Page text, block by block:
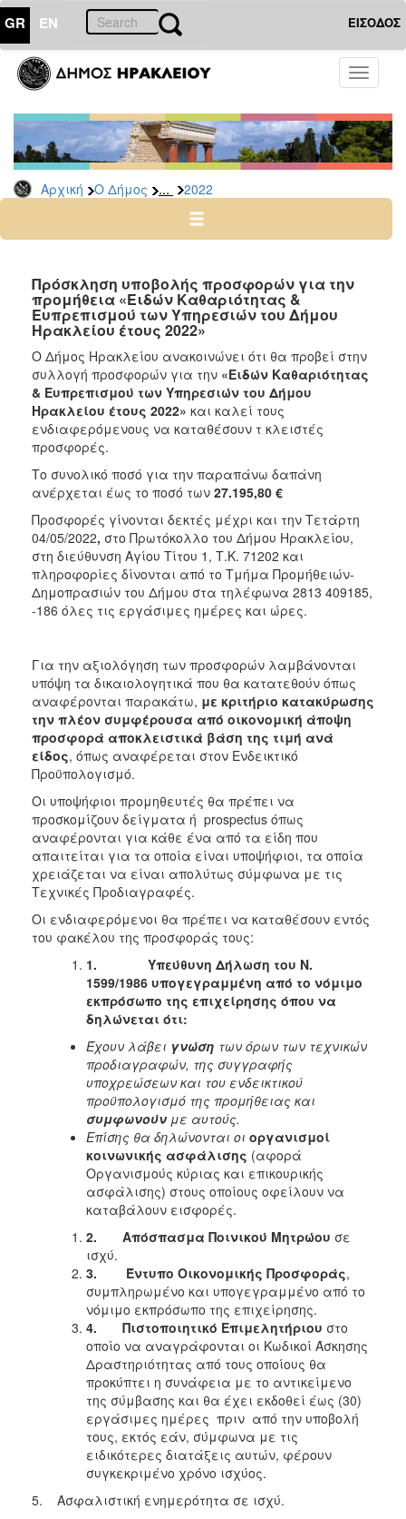
GR EN ΕΙΣΟΔΟΣ
Toggle
Αρχική Ο Δήμος ... 2022
ΔΗΜΟΣ
Διακηρύξεις
Δημοπρασίες
Αρχείο
2025
2023
2022
2020
2019
2018
2017
2016
2013
ΠΟΛΙΤΙΣΜΟΣ
ΑΝΘΕΚΤΙΚΗ
ΠΟΛΗ
Πρόσκληση υποβολής προσφορών για την
προμήθεια «Ειδών Καθαριότητας &
Ευπρεπισμού των Υπηρεσιών του Δήμου
Ηρακλείου έτους 2022»
Ο Δήμος Ηρακλείου ανακοινώνει ότι θα προβεί στην
συλλογή προσφορών για την «Ειδών Καθαριότητας
& Ευπρεπισμού των Υπηρεσιών του Δήμου
Ηρακλείου έτους 2022» και καλεί τους
ενδιαφερόμενους να καταθέσουν τ κλειστές
προσφορές.
Το συνολικό ποσό για την παραπάνω δαπάνη
ανέρχεται έως το ποσό των 27.195,80 €
Προσφορές γίνονται δεκτές μέχρι και την Τετάρτη
04/05/2022, στο Πρωτόκολλο του Δήμου Ηρακλείου,
στη διεύθυνση Αγίου Τίτου 1, Τ.Κ. 71202 και
πληροφορίες δίνονται από το Τμήμα Προμήθειών-
Δημοπρασιών του Δήμου στα τηλέφωνα 2813 409185,
-186 όλες τις εργάσιμες ημέρες και ώρες.
Για την αξιολόγηση των προσφορών λαμβάνονται
υπόψη τα δικαιολογητικά που θα κατατεθούν όπως
αναφέρονται παρακάτω, με κριτήριο κατακύρωσης
την πλέον συμφέρουσα από οικονομική άποψη
προσφορά αποκλειστικά βάση της τιμή ανά
είδος, όπως αναφέρεται στον Ενδεικτικό
Προϋπολογισμό.
Οι υποψήφιοι προμηθευτές θα πρέπει να
προσκομίζουν δείγματα ή prospectus όπως
αναφέρονται για κάθε ένα από τα είδη που
απαιτείται για τα οποία είναι υποψήφιοι, τα οποία
χρειάζεται να είναι απολύτως σύμφωνα με τις
Τεχνικές Προδιαγραφές.
Οι ενδιαφερόμενοι θα πρέπει να καταθέσουν εντός
του φακέλου της προσφοράς τους:
1. Υπεύθυνη Δήλωση του Ν.
1599/1986 υπογεγραμμένη από το νόμιμο
εκπρόσωπο της επιχείρησης όπου να
δηλώνεται ότι:
Έχουν λάβει γνώση των όρων των τεχνικών
προδιαγραφών, της συγγραφής
υποχρεώσεων και του ενδεικτικού
προϋπολογισμό της προμήθειας και
συμφωνούν με αυτούς.
Επίσης θα δηλώνονται οι οργανισμοί
κοινωνικής ασφάλισης (αφορά
Οργανισμούς κύριας και επικουρικής
ασφάλισης) στους οποίους οφείλουν να
καταβάλουν εισφορές.
2. Απόσπασμα Ποινικού Μητρώου σε
ισχύ.
3.
Έντυπο Οικονομικής Προσφοράς,
συμπληρωμένο και υπογεγραμμένο από το
νόμιμο εκπρόσωπο της επιχείρησης.
4. Πιστοποιητικό Επιμελητήριου στο
οποίο να αναγράφονται οι Κωδικοί Άσκησης
Δραστηριότητας από τους οποίους θα
προκύπτει η συνάφεια με το αντικείμενο
της σύμβασης και θα έχει εκδοθεί έως (30)
εργάσιμες ημέρες πριν από την υποβολή
τους, εκτός εάν, σύμφωνα με τις
ειδικότερες διατάξεις αυτών, φέρουν
συγκεκριμένο χρόνο ισχύος.
5. Ασφαλιστική ενημερότητα σε ισχύ.